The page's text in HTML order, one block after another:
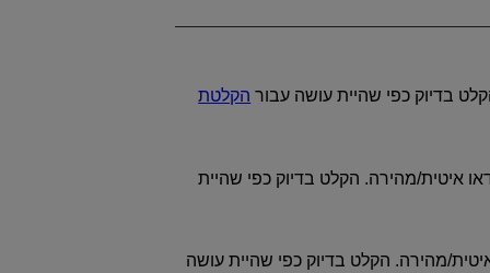
בדיוק כפי שהיית עושה עבור הקלטת
איטית/מהירה. הקלט בדיוק כפי שהיית
מהירה. הקלט בדיוק כפי שהיית עושה